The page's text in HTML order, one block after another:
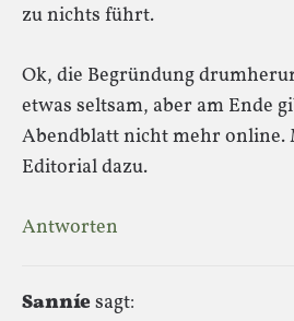
zu nichts führt.
Ok, die Begründung
etwas seltsam, aber am Ende
Abendblatt nicht mehr online.
Editorial dazu.
Antworten
Sanníesagt: